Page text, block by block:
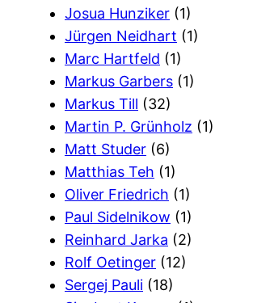
Josua Hunziker (1)
Jürgen Neidhart (1)
Marc Hartfeld (1)
Markus Garbers (1)
Markus Till (32)
Martin P. Grünholz (1)
Matt Studer (6)
Matthias Teh (1)
Oliver Friedrich (1)
Paul Sidelnikow (1)
Reinhard Jarka (2)
Rolf Oetinger (12)
Sergej Pauli (18)